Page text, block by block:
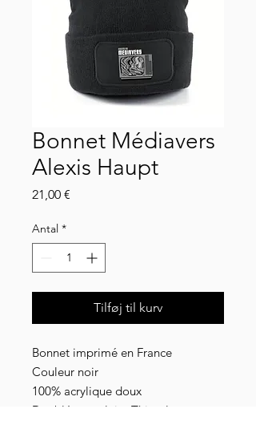
Bonnet Médiavers
Alexis Haupt
21,00 €
Antal *
Tilføj til kurv
Bonnet imprimé en France
Couleur noir
100% acrylique doux
Doublé en polaire Thinsulate